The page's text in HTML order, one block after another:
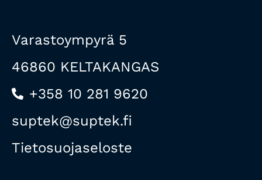
Varastoympyrä 5
46860 KELTAKANGAS
+358 10 281 9620
suptek@suptek.fi
Tietosuojaseloste